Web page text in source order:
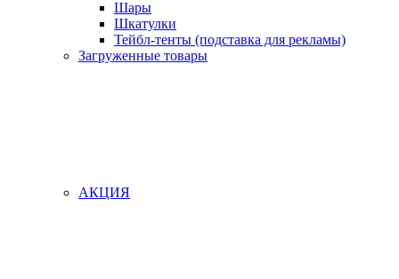
Шары
Шкатулки
Тейбл-тенты (подставка для рекламы)
Загруженные товары
АКЦИЯ